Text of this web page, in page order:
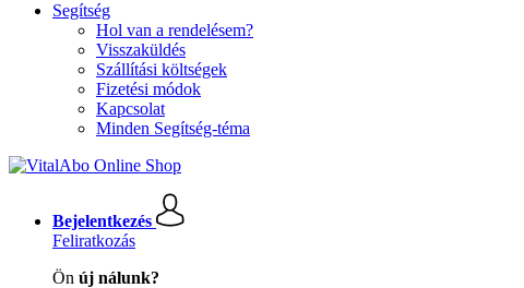
Segítség
Hol van a rendelésem?
Visszaküldés
Szállítási költségek
Fizetési módok
Kapcsolat
Minden Segítség-téma
Bejelentkezés
Feliratkozás
Ön új nálunk?